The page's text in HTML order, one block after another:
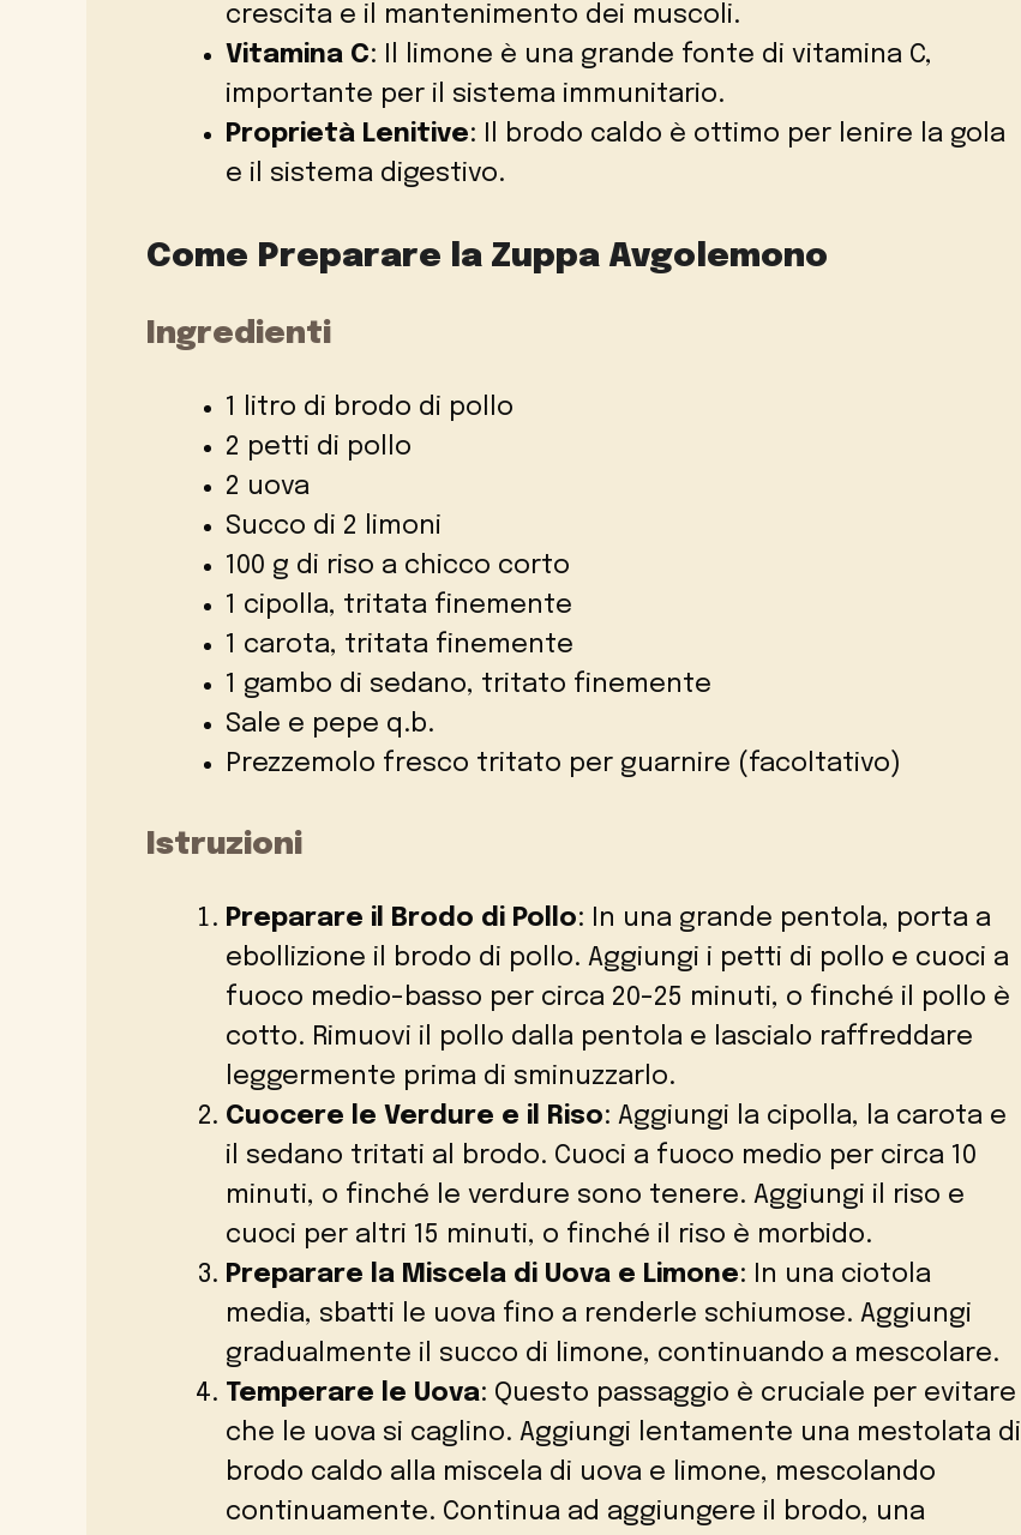
crescita e il mantenimento dei muscoli.
Vitamina C: Il limone è una grande fonte di vitamina C,
importante per il sistema immunitario.
Proprietà Lenitive: Il brodo caldo è ottimo per lenire la gola
e il sistema digestivo.
Come Preparare la Zuppa Avgolemono
Ingredienti
1 litro di brodo di pollo
2 petti di pollo
2 uova
Succo di 2 limoni
100 g di riso a chicco corto
1 cipolla, tritata finemente
1 carota, tritata finemente
1 gambo di sedano, tritato finemente
Sale e pepe q.b.
Prezzemolo fresco tritato per guarnire (facoltativo)
Istruzioni
Preparare il Brodo di Pollo: In una grande pentola, porta a
ebollizione il brodo di pollo. Aggiungi i petti di pollo e cuoci a
fuoco medio-basso per circa 20-25 minuti, o finché il pollo è
cotto. Rimuovi il pollo dalla pentola e lascialo raffreddare
leggermente prima di sminuzzarlo.
Cuocere le Verdure e il Riso: Aggiungi la cipolla, la carota e
il sedano tritati al brodo. Cuoci a fuoco medio per circa 10
minuti, o finché le verdure sono tenere. Aggiungi il riso e
cuoci per altri 15 minuti, o finché il riso è morbido.
Preparare la Miscela di Uova e Limone: In una ciotola
media, sbatti le uova fino a renderle schiumose. Aggiungi
gradualmente il succo di limone, continuando a mescolare.
Temperare le Uova: Questo passaggio è cruciale per evitare
che le uova si caglino. Aggiungi lentamente una mestolata di
brodo caldo alla miscela di uova e limone, mescolando
continuamente. Continua ad aggiungere il brodo, una